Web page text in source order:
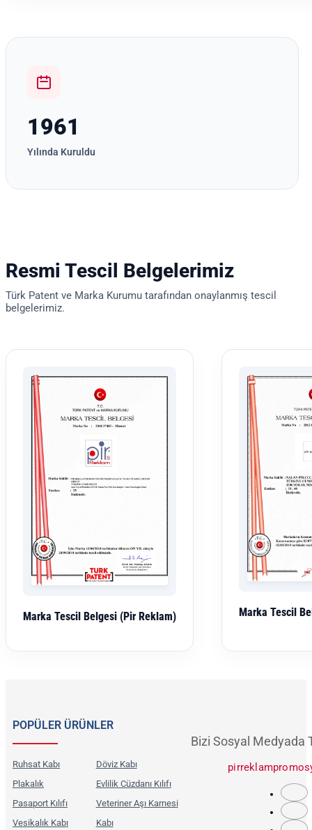
1961
Yılında Kuruldu
Resmi Tescil Belgelerimiz
Türk Patent ve Marka Kurumu tarafından onaylanmış tescil
belgelerimiz.
Marka Tescil Belgesi (Pir Reklam) Marka Tescil
POPÜLER ÜRÜNLER
Ruhsat Kabı
Plakalık
Pasaport Kılıfı
Vesikalık Kabı
Döviz Kabı
Evlilik Cüzdanı Kılıfı
Veteriner Aşı Karnesi
Kabı
Bizi Sosyal Medyada